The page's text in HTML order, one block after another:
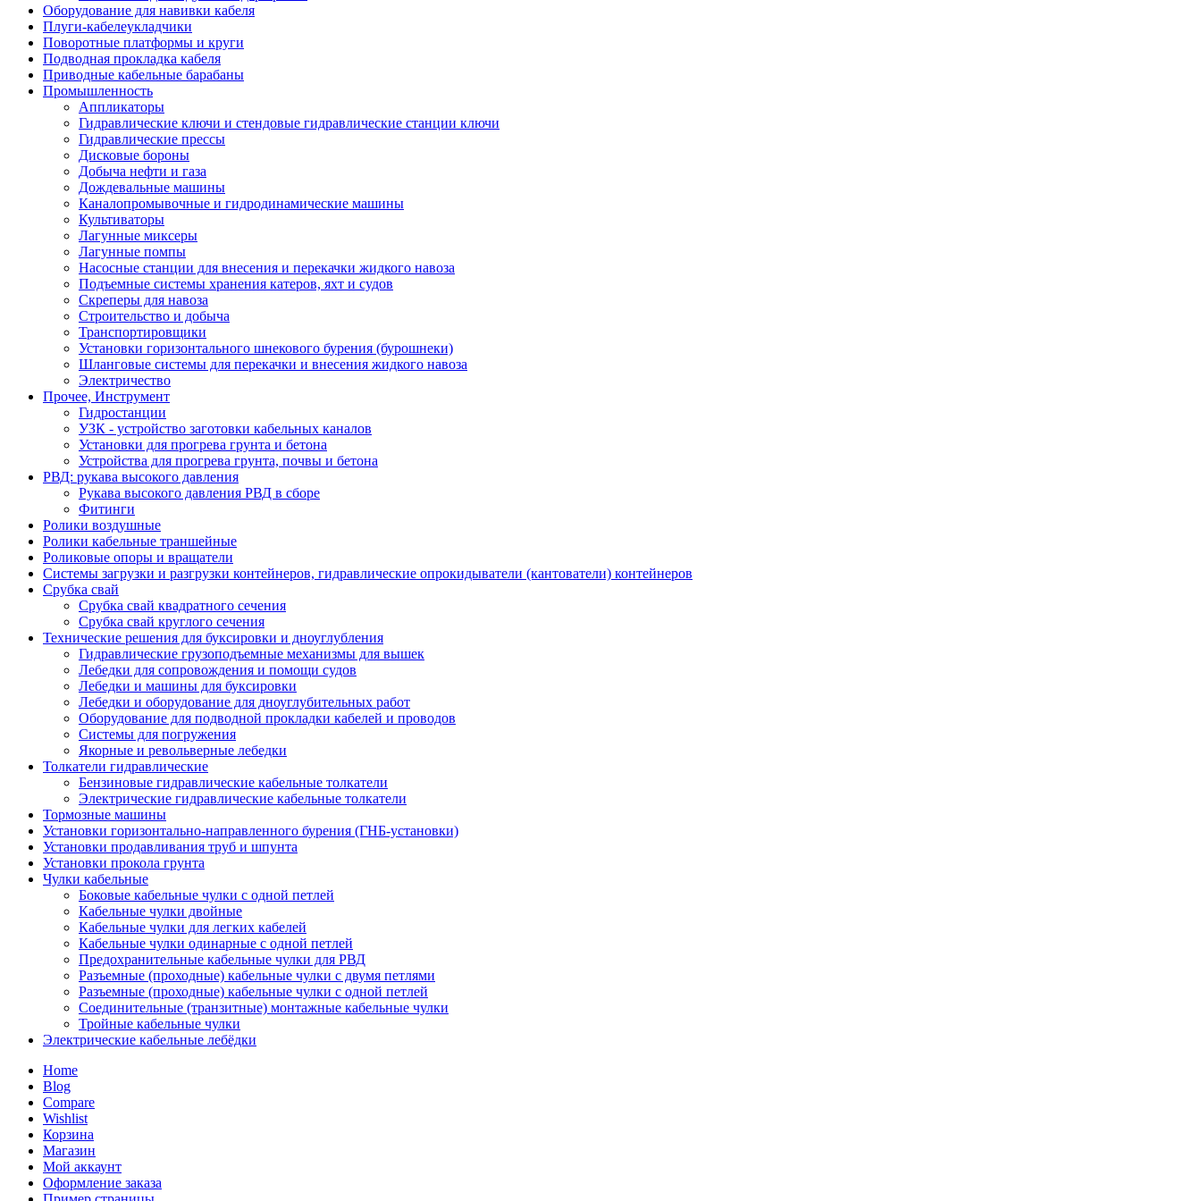
Оборудование для навивки кабеля
Плуги-кабелеукладчики
Поворотные платформы и круги
Подводная прокладка кабеля
Приводные кабельные барабаны
Промышленность
Аппликаторы
Гидравлические ключи и стендовые гидравлические станции ключи
Гидравлические прессы
Дисковые бороны
Добыча нефти и газа
Дождевальные машины
Каналопромывочные и гидродинамические машины
Культиваторы
Лагунные миксеры
Лагунные помпы
Насосные станции для внесения и перекачки жидкого навоза
Подъемные системы хранения катеров, яхт и судов
Скреперы для навоза
Строительство и добыча
Транспортировщики
Установки горизонтального шнекового бурения (бурошнеки)
Шланговые системы для перекачки и внесения жидкого навоза
Электричество
Прочее, Инструмент
Гидростанции
УЗК - устройство заготовки кабельных каналов
Установки для прогрева грунта и бетона
Устройства для прогрева грунта, почвы и бетона
РВД: рукава высокого давления
Рукава высокого давления РВД в сборе
Фитинги
Ролики воздушные
Ролики кабельные траншейные
Роликовые опоры и вращатели
Системы загрузки и разгрузки контейнеров, гидравлические опрокидыватели (кантователи) контейнеров
Срубка свай
Срубка свай квадратного сечения
Срубка свай круглого сечения
Технические решения для буксировки и дноуглубления
Гидравлические грузоподъемные механизмы для вышек
Лебедки для сопровождения и помощи судов
Лебедки и машины для буксировки
Лебедки и оборудование для дноуглубительных работ
Оборудование для подводной прокладки кабелей и проводов
Системы для погружения
Якорные и револьверные лебедки
Толкатели гидравлические
Бензиновые гидравлические кабельные толкатели
Электрические гидравлические кабельные толкатели
Тормозные машины
Установки горизонтально-направленного бурения (ГНБ-установки)
Установки продавливания труб и шпунта
Установки прокола грунта
Чулки кабельные
Боковые кабельные чулки с одной петлей
Кабельные чулки двойные
Кабельные чулки для легких кабелей
Кабельные чулки одинарные с одной петлей
Предохранительные кабельные чулки для РВД
Разъемные (проходные) кабельные чулки с двумя петлями
Разъемные (проходные) кабельные чулки с одной петлей
Соединительные (транзитные) монтажные кабельные чулки
Тройные кабельные чулки
Электрические кабельные лебёдки
Home
Blog
Compare
Wishlist
Корзина
Магазин
Мой аккаунт
Оформление заказа